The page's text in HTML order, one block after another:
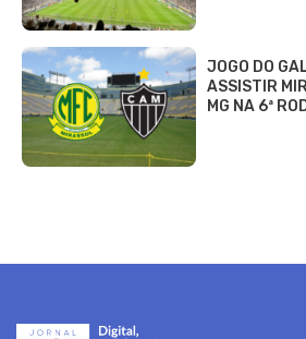
JOGO DO
ASSISTIR
MG NA 6ª